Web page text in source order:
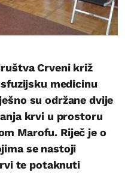
Crveni križ
medicinu
su održane dvije
krvi u prostoru
Marofu. Riječ je o
se nastoji
te potaknuti